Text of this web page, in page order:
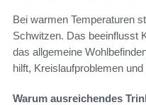
Bei warmen Temperaturen
Schwitzen. Das beeinflusst
das allgemeine
hilft, Kreislaufproblemen
Warum ausreichendes